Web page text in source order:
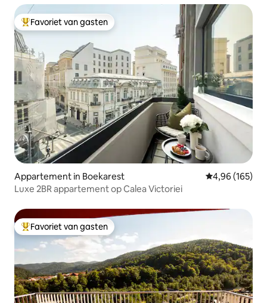
Topfavoriet van gasten
Favoriet van gasten
Appartement in Boekarest Gemiddelde
4,96 (165)
Luxe 2BR appartement op Calea Victoriei
Topfavoriet van gasten
Favoriet van gasten